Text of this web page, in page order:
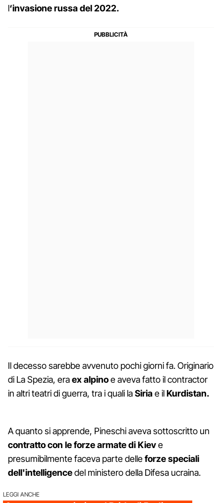
l‘invasione russa del 2022.
Il decesso sarebbe avvenuto pochi giorni fa. Originario
di La Spezia, eraexalpinoe aveva fatto il contractor
in altri teatri di guerra, tra i quali laSiriae ilKurdistan.
A quanto si apprende, Pineschi aveva sottoscritto un
contratto con le forze armate di Kieve
presumibilmente faceva parte delleforze speciali
dell'intelligencedel ministero della Difesa ucraina.
LEGGI ANCHE